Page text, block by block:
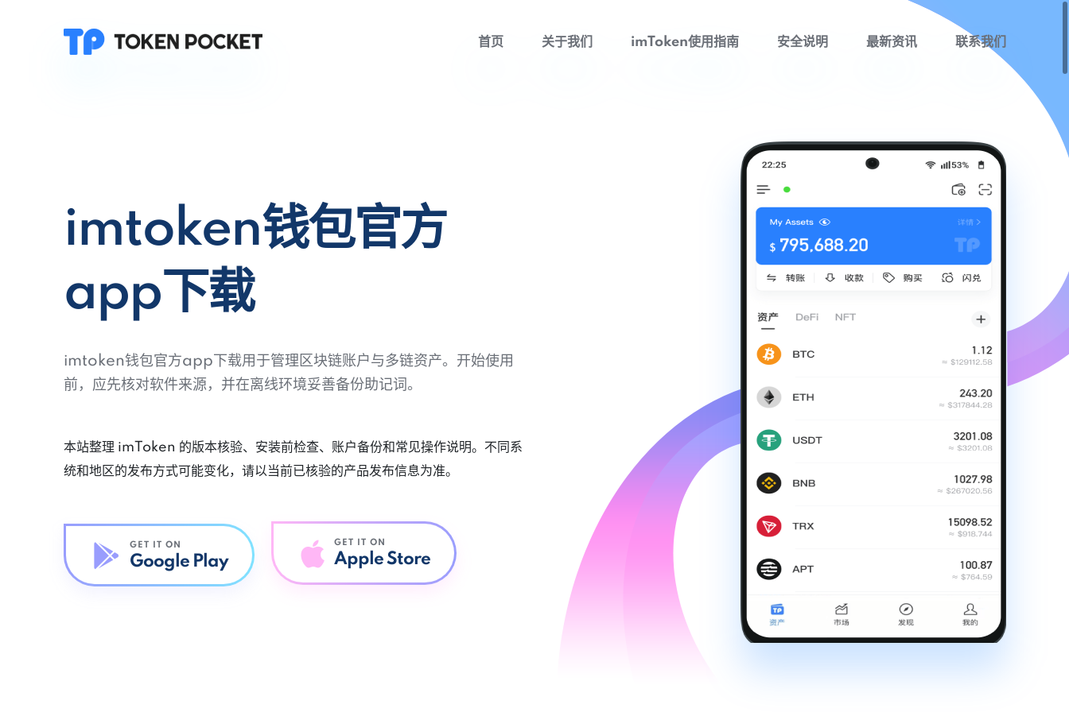
首页 关于我们 imToken使用指南 安全说明 最新资讯 联系我们
imtoken钱包官方
app下载
imtoken钱包官方app下载用于管理区块链账户与多链资产。开始使用
前，应先核对软件来源，并在离线环境妥善备份助记词。
本站整理 imToken 的版本核验、安装前检查、账户备份和常见操作说明。不同系
统和地区的发布方式可能变化，请以当前已核验的产品发布信息为准。
GET IT ON
Google Play
GET IT ON
Apple Store